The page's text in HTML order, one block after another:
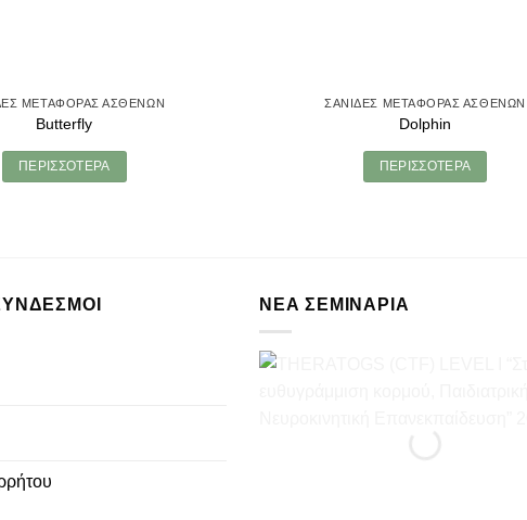
ΜΕΤΑΦΟΡΆΣ ΑΣΘΕΝΏΝ
Butterfly
ΠΕΡΙΣΣΌΤΕΡΑ
ΣΑΝΊΔΕΣ ΜΕΤΑΦΟΡΆΣ ΑΣΘΕΝΏΝ
Dolphin
ΠΕΡΙΣΣΌΤΕΡΑ
ΝΈΑ ΣΕΜΙΝΆΡΙΑ